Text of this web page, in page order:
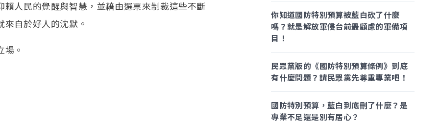
人民的覺醒與智慧，並藉由選票來制裁這些不斷
自於好人的沈默。
。
你知道國防特別預算被藍白砍了什麼
嗎？就是解放軍侵台前最顧慮的軍備項
目！
民眾黨版的《國防特別預算條例》到底
有什麼問題？請民眾黨先尊重專業吧！
國防特別預算，藍白到底刪了什麼？是
專業不足還是別有居心？